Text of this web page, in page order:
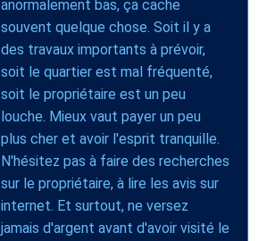
anormalement bas, ça cache
souvent quelque chose. Soit il y a
des travaux importants à prévoir,
soit le quartier est mal fréquenté,
soit le propriétaire est un peu
louche. Mieux vaut payer un peu
plus cher et avoir l'esprit tranquille.
N'hésitez pas à faire des recherches
sur le propriétaire, à lire les avis sur
internet. Et surtout, ne versez
jamais d'argent avant d'avoir visité le